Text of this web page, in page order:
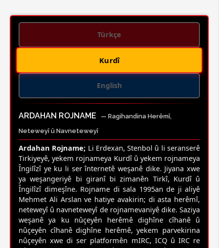
Türkçe
Kurdî
English
ARDAHAN ROJNAME
— Ragihandina Herêmî,
Neteweyî û Navneteweyî
Ardahan Rojname; Li Erdexan, Stenbol û li seranserê
Tirkiyeyê, yekem rojnameya Kurdî û yekem rojnameya
Îngilîzî ye ku li ser înternetê weşanê dike. Jiyana xwe
ya weşangeriyê bi giranî bi zimanên Tirkî, Kurdî û
Îngilîzî dimeşîne. Rojname di sala 1995an de ji aliyê
Mehmet Ali Arslan ve hatiye avakirin; di asta herêmî,
neteweyî û navneteweyî de rojnamevaniyê dike. Saziya
weşanê ya ku nûçeyên herêmê dighîne cîhanê û
nûçeyên cîhanê dighîne herêmê, yekem parvekirina
nûçeyên xwe di ser platformên mIRC, ICQ û IRC re